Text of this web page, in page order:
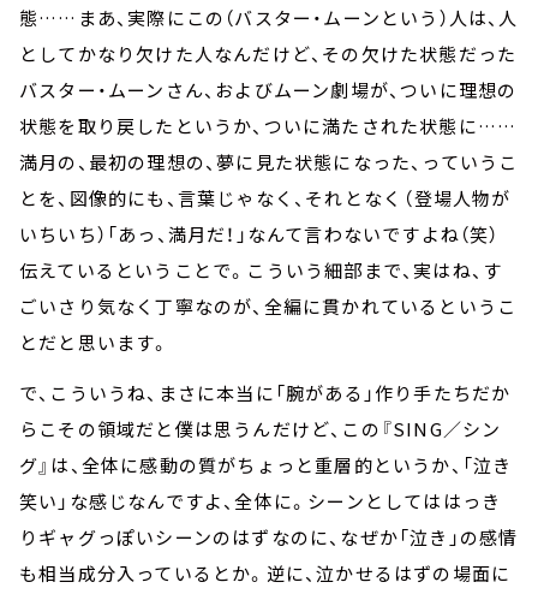
態……まあ、実際にこの（バスター・ムーンという）人は、人
としてかなり欠けた人なんだけど、その欠けた状態だった
バスター・ムーンさん、およびムーン劇場が、ついに理想の
状態を取り戻したというか、ついに満たされた状態に……
満月の、最初の理想の、夢に見た状態になった、っていうこ
とを、図像的にも、言葉じゃなく、それとなく――（登場人物が
いちいち）「あっ、満月だ！」なんて言わないですよね（笑）――
伝えているということで。こういう細部まで、実はね、す
ごいさり気なく丁寧なのが、全編に貫かれているというこ
とだと思います。
で、こういうね、まさに本当に「腕がある」作り手たちだか
らこその領域だと僕は思うんだけど、この『SING／シン
グ』は、全体に感動の質がちょっと重層的というか、「泣き
笑い」な感じなんですよ、全体に。シーンとしてははっき
りギャグっぽいシーンのはずなのに、なぜか「泣き」の感情
も相当成分入っているとか。逆に、泣かせるはずの場面に